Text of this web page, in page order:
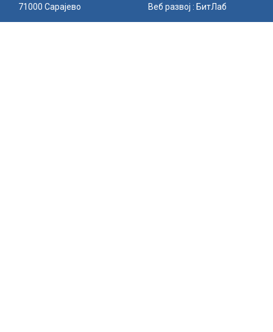
71000 Сарајево
Веб развој : БитЛаб